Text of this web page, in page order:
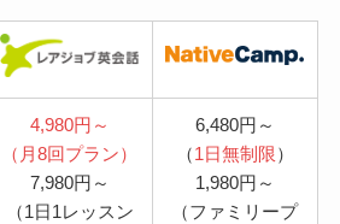
4,980円～
（月8回プラン）
7,980円～
（1日1レッスン
6,480円～
（1日無制限）
1,980円～
（ファミリープ